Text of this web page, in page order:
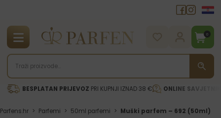
0
BESPLATAN PRIJEVOZ PRI KUPNJI IZNAD 38 € ONLINE
Parfens.hr > Parfemi > 50ml parfemi > Muški parfem – 692 (50ml)